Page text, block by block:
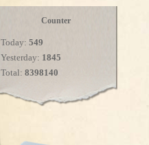
Counter
Today: 549
Yesterday: 1845
Total: 8398140